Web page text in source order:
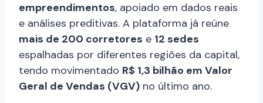
empreendimentos, apoiado em dados reais
e análises preditivas. A plataforma já reúne
mais de 200 corretores e 12 sedes
espalhadas por diferentes regiões da capital,
tendo movimentado R$ 1,3 bilhão em Valor
Geral de Vendas (VGV) no último ano.